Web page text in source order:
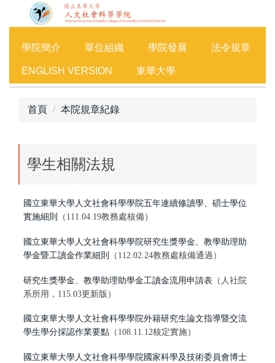
容
學院簡介 單位組織 學院發展 法令規章
ENGLISH VERSION 東華大學
首頁 本院規章紀錄
學生相關法規
國立東華大學人文社會科學學院五年連續修讀學、碩士學位
實施細則
（111.04.19教務處核備）
國立東華大學人文社會科學學院研究生獎學金、教學助理助
學金暨工讀金作業細則
（112.02.24教務處核備通過）
研究生獎學金、教學助理助學金工讀金流用申請表 （人社院
系所用，115.03更新版）
國立東華大學人文社會科學學院外籍研究生論文指導暨交流
學生學分採認作業要點 （108.11.12核定實施）
國立東華大學人文社會科學學院國家科學及技術委員會博士